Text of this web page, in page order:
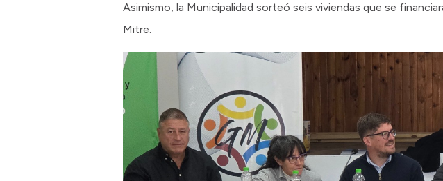
Asimismo, la Municipalidad sorteó seis viviendas que se
Mitre.